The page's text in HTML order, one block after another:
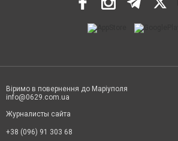
Віримо в повернення до Маріуполя
info@0629.com.ua
Журналисты сайта
+38 (096) 91 303 68